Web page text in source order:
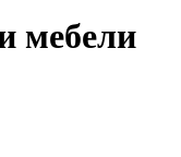
мебели